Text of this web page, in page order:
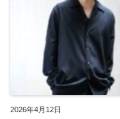
2026年4月12日